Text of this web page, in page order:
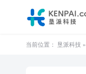
当前位置： 垦派科技 »